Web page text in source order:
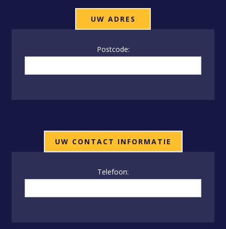
UW ADRES
Postcode:
UW CONTACT INFORMATIE
Telefoon: